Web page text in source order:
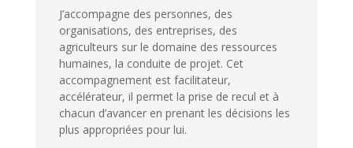
J’accompagne des personnes, des
organisations, des entreprises, des
agriculteurs sur le domaine des ressources
humaines, la conduite de projet. Cet
accompagnement est facilitateur,
accélérateur, il permet la prise de recul et à
chacun d’avancer en prenant les décisions les
plus appropriées pour lui.